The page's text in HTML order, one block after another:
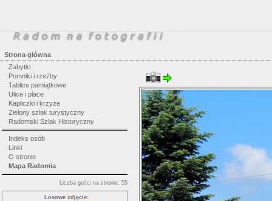
Strona główna
Zabytki
Pomniki i rzeźby
Tablice pamiątkowe
Ulice i place
Kapliczki i krzyże
Zielony szlak turystyczny
Radomski Szlak Historyczny
Indeks osób
Linki
O stronie
Mapa Radomia
Liczba gości na stronie: 55
Losowe zdjęcie: